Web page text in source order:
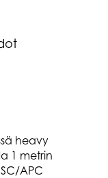
heavy
1 metrin
APC